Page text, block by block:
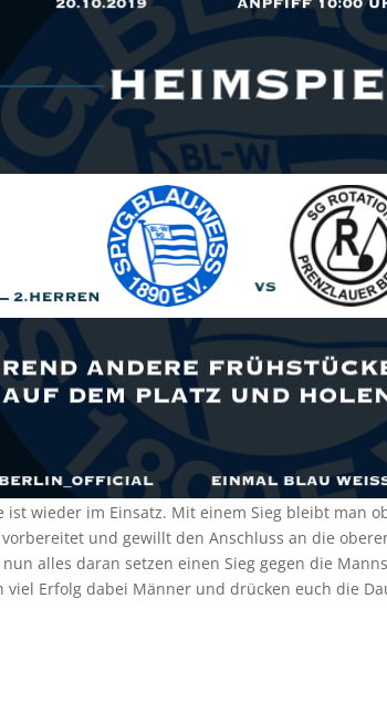
ist wieder im Einsatz. Mit einem Sieg bleibt man
und gewillt den Anschluss an die
alles daran setzen einen Sieg gegen die
viel Erfolg dabei Männer und drücken euch die